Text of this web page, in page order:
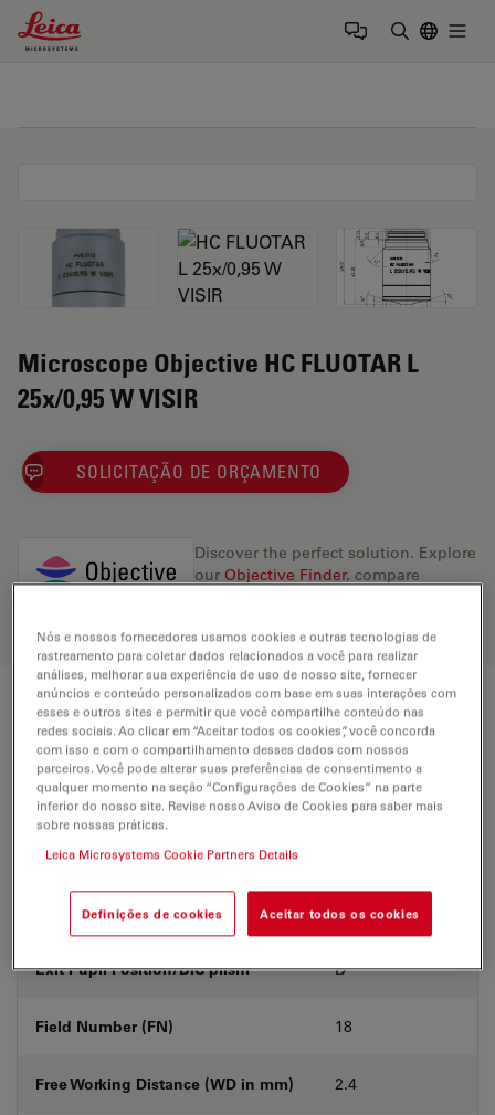
Leica Microsystems Logo
Microscope Objective HC FLUOTAR L
25x/0,95 W VISIR
SOLICITAÇÃO DE ORÇAMENTO
Discover the perfect solution. Explore
our Objective Finder, compare
Technical Specs
Product Number 11506375
Correction Ring (CORR)
Coverglass With
Exit Pupil Position/DIC prism D
Field Number (FN) 18
Free Working Distance (WD in mm) 2.4
Nós e nossos fornecedores usamos cookies e outras tecnologias de
rastreamento para coletar dados relacionados a você para realizar
análises, melhorar sua experiência de uso de nosso site, fornecer
anúncios e conteúdo personalizados com base em suas interações com
esses e outros sites e permitir que você compartilhe conteúdo nas
redes sociais. Ao clicar em “Aceitar todos os cookies”, você concorda
com isso e com o compartilhamento desses dados com nossos
parceiros. Você pode alterar suas preferências de consentimento a
qualquer momento na seção “Configurações de Cookies” na parte
inferior do nosso site. Revise nosso Aviso de Cookies para saber mais
sobre nossas práticas.
Leica Microsystems Cookie Partners Details
Definições de cookies Aceitar todos os cookies